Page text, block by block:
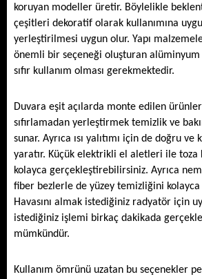
koruyan modeller üretir. Böylelikle
çeşitleri dekoratif olarak kullanımına
yerleştirilmesi uygun olur. Yapı
önemli bir seçeneği oluşturan
sıfır kullanım olması gerekmektedir.
Duvara eşit açılarda monte edilen
sıfırlamadan yerleştirmek temizlik ve
sunar. Ayrıca ısı yalıtımı için de doğru ve
yaratır. Küçük elektrikli el aletleri ile toza
kolayca gerçekleştirebilirsiniz. Ayrıca
fiber bezlerle de yüzey temizliğini
Havasını almak istediğiniz radyatör için
istediğiniz işlemi birkaç dakikada
mümkündür.
Kullanım ömrünü uzatan bu seçenekler